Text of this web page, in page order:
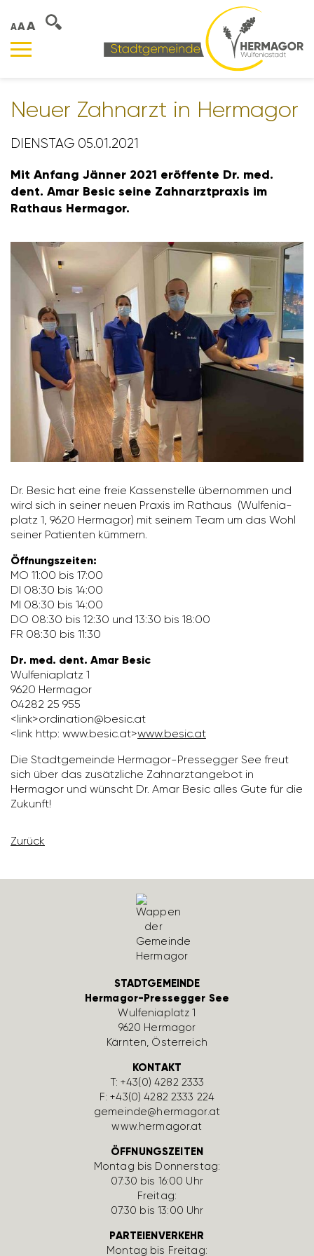
AAA
Neuer Zahn­arzt in Hermagor
DIENSTAG 05.01.2021
Mit Anfang Jänner 2021 eröf­fente Dr. med.
dent. Amar Besic seine Zahn­arzt­praxis im
Rathaus Hermagor.
Dr. Besic hat eine freie Kassen­stelle über­nommen und
wird sich in seiner neuen Praxis im Rathaus (Wulfe­nia­
platz 1, 9620 Hermagor) mit seinem Team um das Wohl
seiner Pati­enten kümmern.
Öffnungszeiten:
MO 11:00 bis 17:00
DI 08:30 bis 14:00
MI 08:30 bis 14:00
DO 08:30 bis 12:30 und 13:30 bis 18:00
FR 08:30 bis 11:30
Dr. med. dent. Amar Besic
Wulfe­nia­platz 1
9620 Hermagor
04282 25 955
<link>ordi­na­tion@besic.at
<link http: www.besic.at>www.besic.at
Die Stadt­ge­meinde Hermagor-Pres­segger See freut
sich über das zusätz­liche Zahn­arzt­an­gebot in
Hermagor und wünscht Dr. Amar Besic alles Gute für die
Zukunft!
Zurück
STADTGEMEINDE
Hermagor-Pressegger See
Wulfe­nia­platz 1
9620 Hermagor
Kärnten, Öster­reich
KONTAKT
T:+43(0) 4282 2333
F: +43(0) 4282 2333 224
gemeinde@hermagor.at
www.hermagor.at
ÖFFNUNGSZEITEN
Montag bis Donnerstag:
07:30 bis 16:00 Uhr
Freitag:
07:30 bis 13:00 Uhr
PARTEIENVERKEHR
Montag bis Freitag: